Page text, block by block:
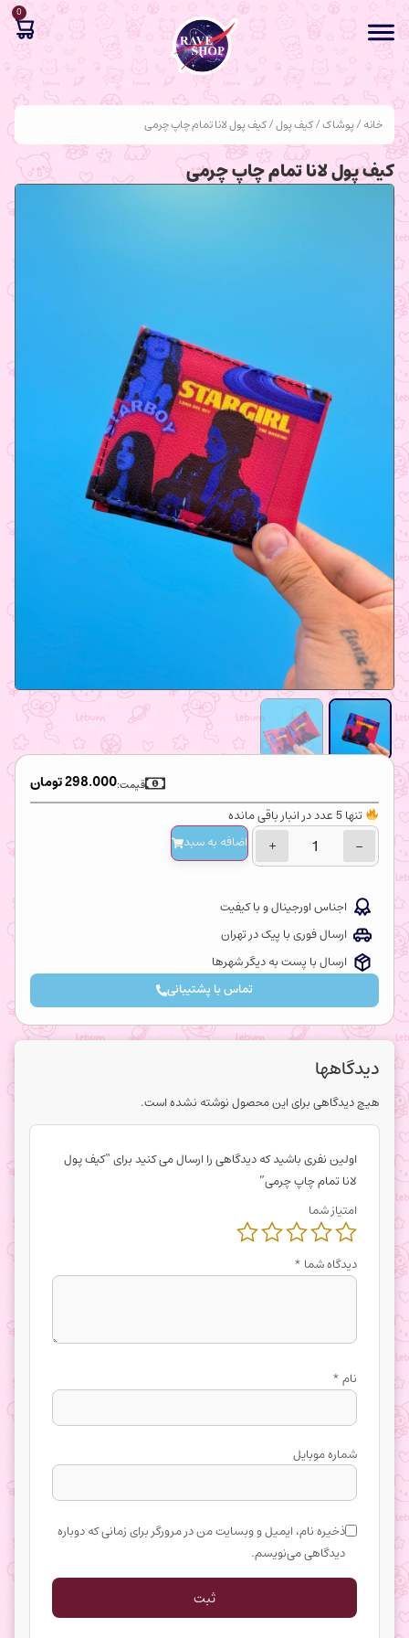
0
خانه/پوشاک/کیف پول/ کیف پول لانا تمام چاپ چرمی
کیف پول لانا تمام چاپ چرمی
298.000تومان قیمت:
تنها 5 عدد در انبار باقی مانده
−
+ اضافه‌ به سبد
اجناس اورجینال و با کیفیت
ارسال فوری با پیک در تهران
ارسال با پست به دیگر شهرها
تماس با پشتیبانی
دیدگاهها
هیچ دیدگاهی برای این محصول نوشته نشده است.
اولین نفری باشید که دیدگاهی را ارسال می کنید برای “کیف پول
لانا تمام چاپ چرمی”
امتیاز شما
دیدگاه شما *
نام*
شماره موبایل
ذخیره نام، ایمیل و وبسایت من در مرورگر برای زمانی که دوباره
دیدگاهی می‌نویسم.